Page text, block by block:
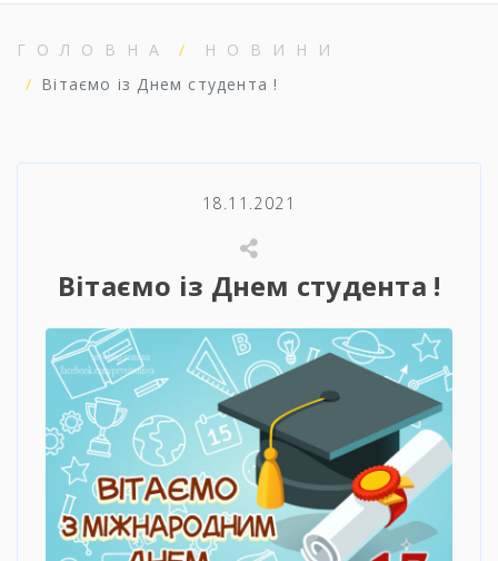
ГОЛОВНА
НОВИНИ
Вітаємо із Днем студента !
18.11.2021
Вітаємо із Днем студента !